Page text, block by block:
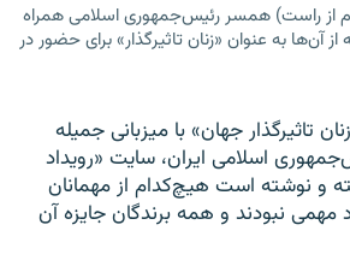
از راست) همسر رئیس‌جمهوری اسلامی همراه
آن‌ها به عنوان «زنان تاثیرگذار» برای حضور در
تاثیرگذار جهان» با میزبانی جمیله
اسلامی ایران، سایت «رویداد
و نوشته است هیچ‌کدام از مهمانان
مهمی نبودند و همه برندگان جایزه آن